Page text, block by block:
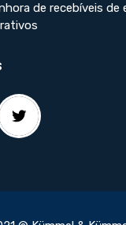
de recebíveis de